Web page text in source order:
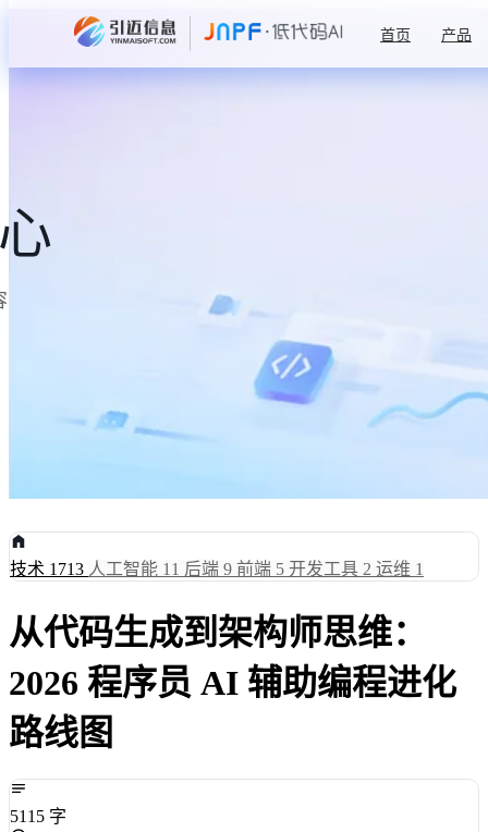
首页 产品
技术 1713 人工智能 11 后端 9 前端 5 开发工具 2 运维 1
从代码生成到架构师思维：
2026 程序员 AI 辅助编程进化
路线图
5115 字